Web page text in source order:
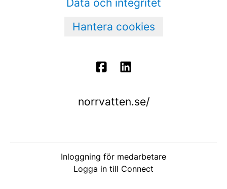
Data och integritet
Hantera cookies
norrvatten.se/
Inloggning för medarbetare
Logga in till Connect